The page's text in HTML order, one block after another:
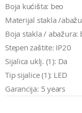
Boja kućišta: beo
Materijal stakla /
Boja stakla / abažura:
Stepen zaštite: IP20
Sijalica uklj. (1): Da
Tip sijalice (1): LED
Garancija: 5 years